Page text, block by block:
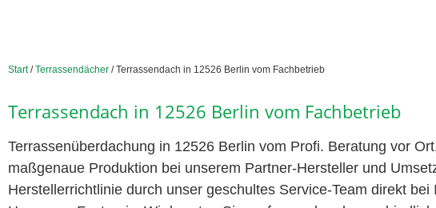
Start/Terrassendächer / Terrassendach in 12526 Berlin vom Fachbetrieb
Terrassendach in 12526 Berlin vom Fachbetrieb
Terrassenüberdachung in 12526 Berlin vom Profi. Beratung vor
maßgenaue Produktion bei unserem Partner-Hersteller und
Herstellerrichtlinie durch unser geschultes Service-Team direkt bei